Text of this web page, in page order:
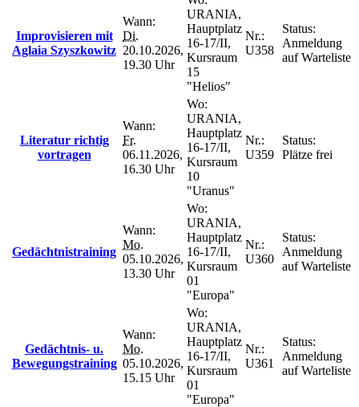
Improvisieren mit
Aglaia Szyszkowitz
Wann:
Di.
20.10.2026,
19.30 Uhr
URANIA,
Hauptplatz
16-17/II,
Kursraum
15
"Helios"
Nr.:
U358
Status:
Anmeldung
auf Warteliste
Literatur richtig
vortragen
Wann:
Fr.
06.11.2026,
16.30 Uhr
Wo:
URANIA,
Hauptplatz
16-17/II,
Kursraum
10
"Uranus"
Nr.:
U359
Status:
Plätze frei
Gedächtnistraining
Wann:
Mo.
05.10.2026,
13.30 Uhr
Wo:
URANIA,
Hauptplatz
16-17/II,
Kursraum
01
"Europa"
Nr.:
U360
Status:
Anmeldung
auf Warteliste
Gedächtnis- u.
Bewegungstraining
Wann:
Mo.
05.10.2026,
15.15 Uhr
Wo:
URANIA,
Hauptplatz
16-17/II,
Kursraum
01
"Europa"
Nr.:
U361
Status:
Anmeldung
auf Warteliste